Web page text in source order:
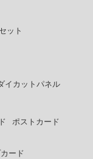
ット
イカットパネル
ポストカード
ード